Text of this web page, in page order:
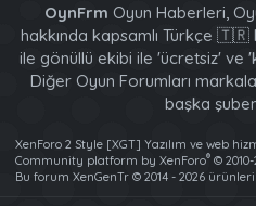
OynFrm Oyun Haberleri,
hakkında kapsamlı Türkçe 🇹🇷
ile gönüllü ekibi ile 'ücretsiz' ve
Diğer Oyun Forumları
başka
XenForo 2 Style [XGT] Yazılım ve web
Community platform by XenForo® ©
Bu forum XenGenTr © 2014 - 2026